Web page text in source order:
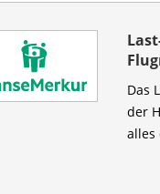
Das
der
alles